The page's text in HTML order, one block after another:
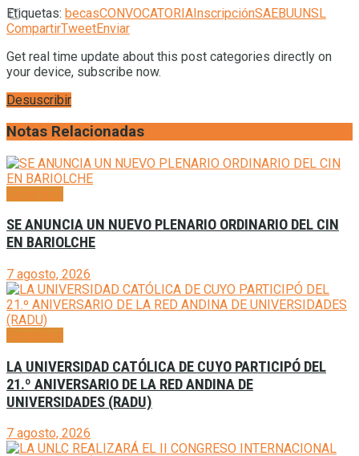
Etiquetas: becasCONVOCATORIAInscripciónSAEBUUNSL
CompartirTweetEnviar
Get real time update about this post categories directly on
your device, subscribe now.
Desuscribir
Notas Relacionadas
SE ANUNCIA UN NUEVO PLENARIO ORDINARIO DEL CIN
EN BARIOLCHE
7 agosto, 2026
LA UNIVERSIDAD CATÓLICA DE CUYO PARTICIPÓ DEL
21.º ANIVERSARIO DE LA RED ANDINA DE
UNIVERSIDADES (RADU)
7 agosto, 2026